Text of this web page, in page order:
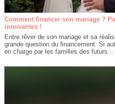
Comment financer son mariage ?
innovantes !
Entre rêver de son mariage et sa
grande question du financement. Si
en charge par les familles des futurs...